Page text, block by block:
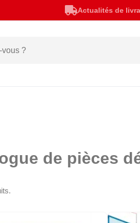
Actualités de
de pièces